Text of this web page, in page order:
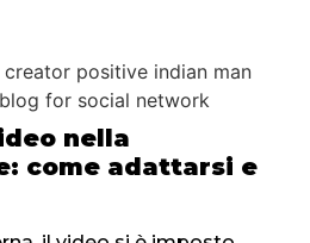
nella
come adattarsi e